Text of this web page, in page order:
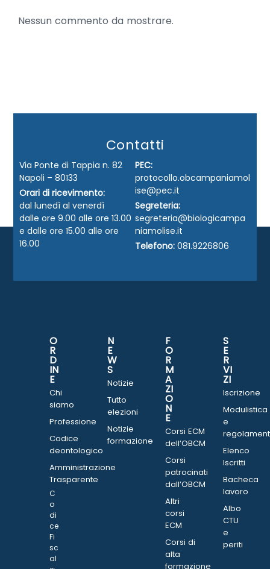
Nessun commento da mostrare.
Contatti
Via Ponte di Tappia n. 82
Napoli – 80133
Orari di ricevimento:
dal lunedì al venerdì
dalle ore 9.00 alle ore 13.00
e dalle ore 15.00 alle ore
16.00
PEC:
protocollo.obcampaniamol
ise@pec.it
Segreteria:
segreteria@biologicampa
niamolise.it
Telefono: 081.9226806
O
R
D
IN
E
Chi
siamo
Professione
Codice
deontologico
Amministrazione
Trasparente
C
o
di
ce
Fi
sc
al
N
E
W
S
Notizie
Tutto
elezioni
Notizie
formazione
F
O
R
M
A
ZI
O
N
E
Corsi ECM
dell’OBCM
Corsi
patrocinati
dall’OBCM
Altri
corsi
ECM
Corsi di
alta
formazione
S
E
R
VI
ZI
Iscrizione
Modulistica
e
Elenco
Iscritti
Bacheca
lavoro
Albo
CTU
e
periti